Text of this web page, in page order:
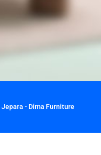
- Dima Furniture